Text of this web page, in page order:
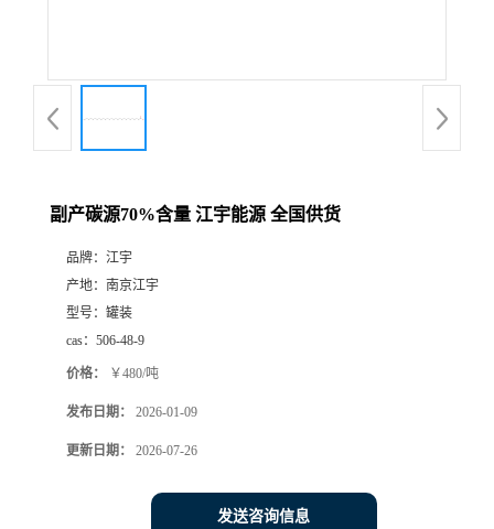
副产碳源70%含量 江宇能源 全国供货
品牌： 江宇
产地： 南京江宇
型号： 罐装
cas： 506-48-9
价格： ￥480/吨
发布日期： 2026-01-09
更新日期： 2026-07-26
发送咨询信息